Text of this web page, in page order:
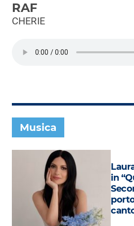
Radio Subasio +
Radio Suby
Foto
Speciali
Oroscopo
Radio Subasio Music
Sanremo 2026
RAF
CHERIE
Musica
in